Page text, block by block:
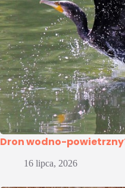
Dron wodno-
16 lipca, 2026